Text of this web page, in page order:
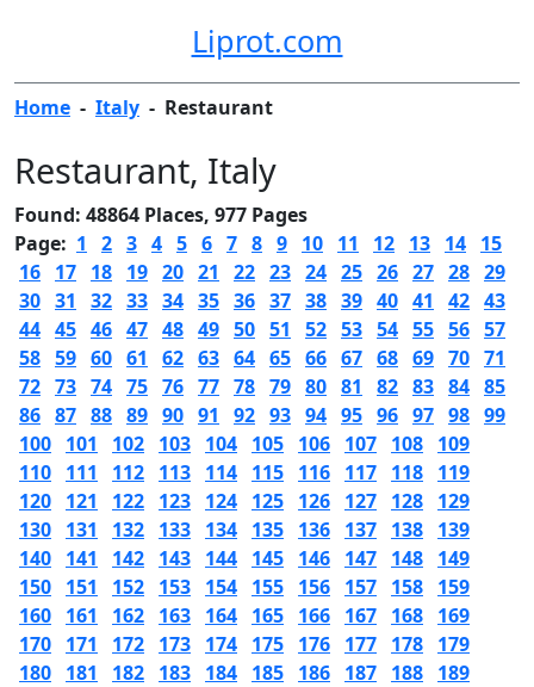
Liprot.com
Home - Italy - Restaurant
Restaurant, Italy
Found: 48864 Places, 977 Pages
Page: 1 2 3 4 5 6 7 8 9 10 11 12 13 14 15
16 17 18 19 20 21 22 23 24 25 26 27 28 29
30 31 32 33 34 35 36 37 38 39 40 41 42 43
44 45 46 47 48 49 50 51 52 53 54 55 56 57
58 59 60 61 62 63 64 65 66 67 68 69 70 71
72 73 74 75 76 77 78 79 80 81 82 83 84 85
86 87 88 89 90 91 92 93 94 95 96 97 98 99
100 101 102 103 104 105 106 107 108 109
110 111 112 113 114 115 116 117 118 119
120 121 122 123 124 125 126 127 128 129
130 131 132 133 134 135 136 137 138 139
140 141 142 143 144 145 146 147 148 149
150 151 152 153 154 155 156 157 158 159
160 161 162 163 164 165 166 167 168 169
170 171 172 173 174 175 176 177 178 179
180 181 182 183 184 185 186 187 188 189